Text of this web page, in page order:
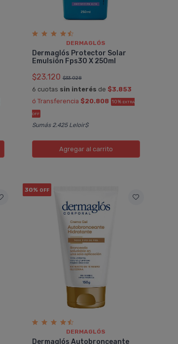
DERMAGLÓS
Dermaglós Protector Solar
Emulsión Fps30 X 250ml
$23.120 $33.028
6 cuotas sin interés de $3.853
ó Transferencia $20.808 10% EXTRA
OFF
Sumás 2.425 Leloir$
Agregaral carrito
30% OFF
DERMAGLÓS
Dermaglós Autobronceante